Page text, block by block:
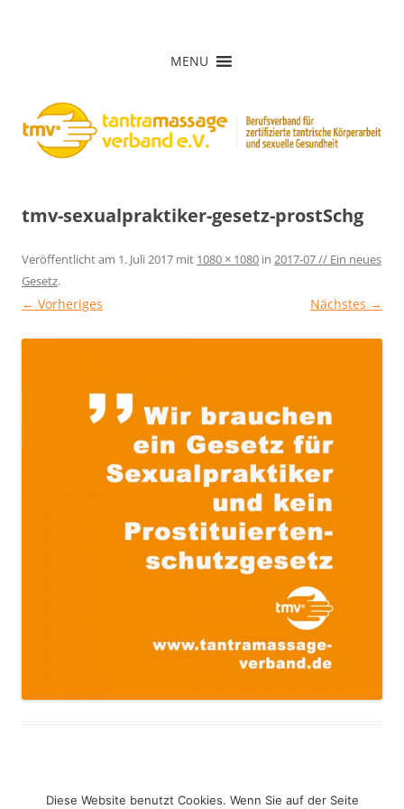
MENU
tmv-sexualpraktiker-gesetz-prostSchg
Veröffentlicht am 1. Juli 2017 mit 1080 × 1080 in 2017-07 // Ein neues
Gesetz.
← Vorheriges Nächstes →
Diese Website benutzt Cookies. Wenn Sie auf der Seite